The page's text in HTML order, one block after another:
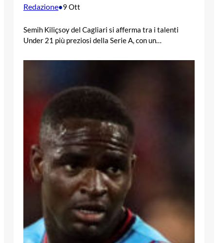
Redazione•9 Ott
Semih Kiliçsoy del Cagliari si afferma tra i talenti
Under 21 più preziosi della Serie A, con un…